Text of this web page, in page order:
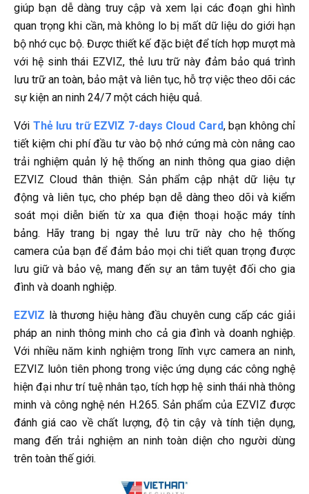
giúp bạn dễ dàng truy cập và xem lại các đoạn ghi hình
quan trọng khi cần, mà không lo bị mất dữ liệu do giới hạn
bộ nhớ cục bộ. Được thiết kế đặc biệt để tích hợp mượt mà
với hệ sinh thái EZVIZ, thẻ lưu trữ này đảm bảo quá trình
lưu trữ an toàn, bảo mật và liên tục, hỗ trợ việc theo dõi các
sự kiện an ninh 24/7 một cách hiệu quả.
Với Thẻ lưu trữ EZVIZ 7-days Cloud Card, bạn không chỉ
tiết kiệm chi phí đầu tư vào bộ nhớ cứng mà còn nâng cao
trải nghiệm quản lý hệ thống an ninh thông qua giao diện
EZVIZ Cloud thân thiện. Sản phẩm cập nhật dữ liệu tự
động và liên tục, cho phép bạn dễ dàng theo dõi và kiểm
soát mọi diễn biến từ xa qua điện thoại hoặc máy tính
bảng. Hãy trang bị ngay thẻ lưu trữ này cho hệ thống
camera của bạn để đảm bảo mọi chi tiết quan trọng được
lưu giữ và bảo vệ, mang đến sự an tâm tuyệt đối cho gia
đình và doanh nghiệp.
EZVIZ là thương hiệu hàng đầu chuyên cung cấp các giải
pháp an ninh thông minh cho cả gia đình và doanh nghiệp.
Với nhiều năm kinh nghiệm trong lĩnh vực camera an ninh,
EZVIZ luôn tiên phong trong việc ứng dụng các công nghệ
hiện đại như trí tuệ nhân tạo, tích hợp hệ sinh thái nhà thông
minh và công nghệ nén H.265. Sản phẩm của EZVIZ được
đánh giá cao về chất lượng, độ tin cậy và tính tiện dụng,
mang đến trải nghiệm an ninh toàn diện cho người dùng
trên toàn thế giới.